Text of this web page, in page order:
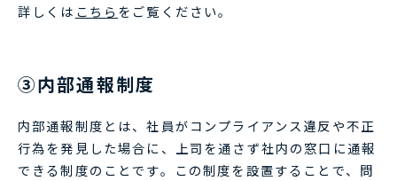
詳しくは こちらをご覧ください。
③内部通報制度
内部通報制度とは、社員がコンプライアンス違反や不正
行為を発見した場合に、上司を通さず社内の窓口に通報
できる制度のことです。この制度を設置することで、問